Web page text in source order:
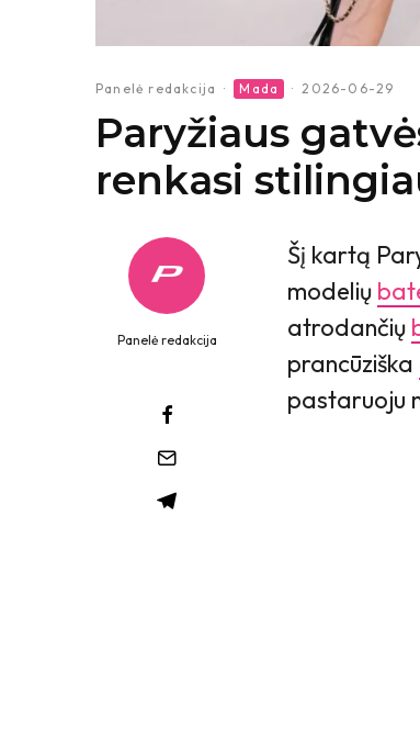
Panelė redakcija · Mada · 2026-06-29
Paryžiaus
renkasi
Panelė redakcija
Šį kartą
modelių
atrodančių
prancūziška
pastaruoju